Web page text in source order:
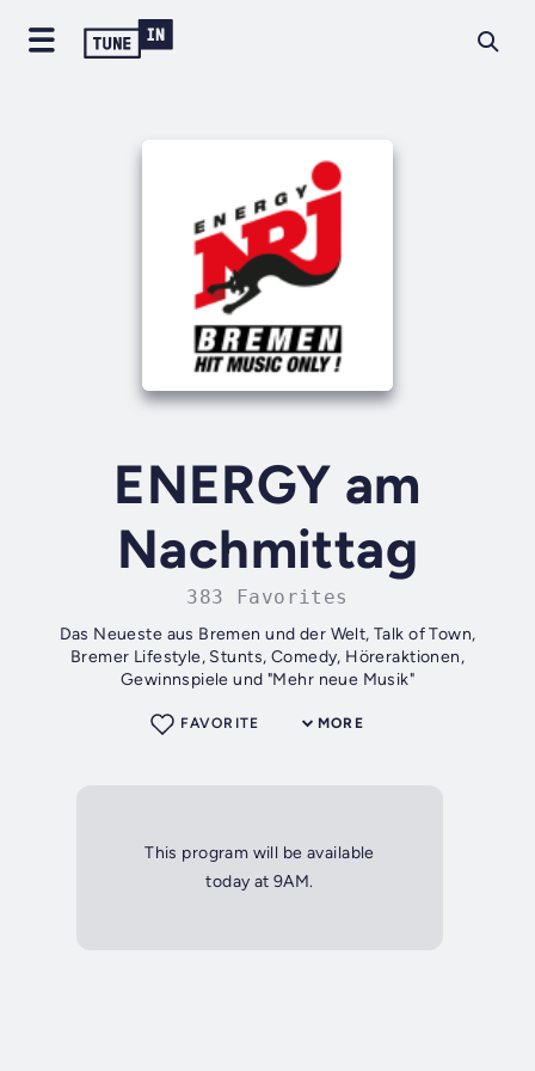
ENERGY am
Nachmittag
383 Favorites
Das Neueste aus Bremen und der Welt, Talk of Town,
Bremer Lifestyle, Stunts, Comedy, Höreraktionen,
Gewinnspiele und "Mehr neue Musik"
MORE
FAVORITE
This program will be available
today at 9AM.